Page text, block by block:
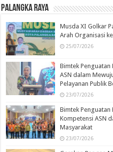
Palangka Raya
Musda XI Golkar
Arah Organisasi
25/07/2026
Bimtek Penguatan
ASN dalam
Pelayanan Publik
23/07/2026
Bimtek
Kompetensi ASN
Masyarakat
23/07/2026